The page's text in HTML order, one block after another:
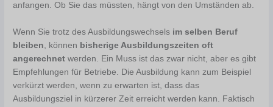
anfangen. Ob Sie das müssten, hängt von den Umständen ab.
Wenn Sie trotz des Ausbildungswechsels im selben Beruf
bleiben, können bisherige Ausbildungszeiten oft
angerechnet werden. Ein Muss ist das zwar nicht, aber es gibt
Empfehlungen für Betriebe. Die Ausbildung kann zum Beispiel
verkürzt werden, wenn zu erwarten ist, dass das
Ausbildungsziel in kürzerer Zeit erreicht werden kann. Faktisch